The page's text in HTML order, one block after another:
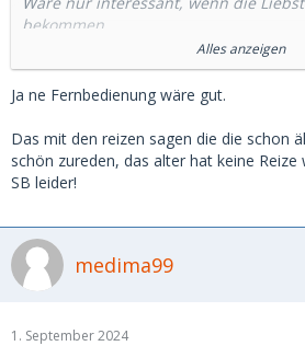
bekommen.
Allerdings wird man dann definitiv
Krieg miterleben.
Ich hätte lieber manchmal eine
eine Weile anzuhalten :-).
Alles anzeigen
Ja ne Fernbedienung wäre gut.
Das mit den reizen sagen die die schon
schön zureden, das alter hat keine Reize
SB leider!
medima99
1. September 2024